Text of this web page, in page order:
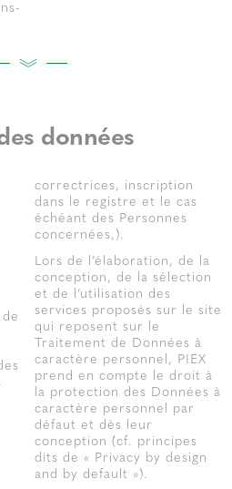
données
correctrices, inscription
dans le registre et le cas
échéant des Personnes
concernées,).
Lors de l’élaboration, de la
conception, de la sélection
et de l’utilisation des
services proposés sur le site
qui reposent sur le
Traitement de Données à
caractère personnel, PIEX
prend en compte le droit à
la protection des Données à
caractère personnel par
défaut et dès leur
conception (cf. principes
dits de « Privacy by design
and by default »).